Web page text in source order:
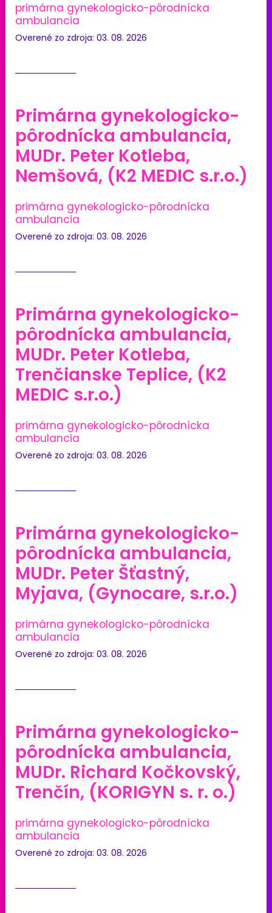
primárna gynekologicko-pôrodnícka
ambulancia
Overené zo zdroja: 03. 08. 2026
Primárna gynekologicko-
pôrodnícka ambulancia,
MUDr. Peter Kotleba,
Nemšová, (K2 MEDIC s.r.o.)
primárna gynekologicko-pôrodnícka
ambulancia
Overené zo zdroja: 03. 08. 2026
Primárna gynekologicko-
pôrodnícka ambulancia,
MUDr. Peter Kotleba,
Trenčianske Teplice, (K2
MEDIC s.r.o.)
primárna gynekologicko-pôrodnícka
ambulancia
Overené zo zdroja: 03. 08. 2026
Primárna gynekologicko-
pôrodnícka ambulancia,
MUDr. Peter Šťastný,
Myjava, (Gynocare, s.r.o.)
primárna gynekologicko-pôrodnícka
ambulancia
Overené zo zdroja: 03. 08. 2026
Primárna gynekologicko-
pôrodnícka ambulancia,
MUDr. Richard Kočkovský,
Trenčín, (KORIGYN s. r. o.)
primárna gynekologicko-pôrodnícka
ambulancia
Overené zo zdroja: 03. 08. 2026